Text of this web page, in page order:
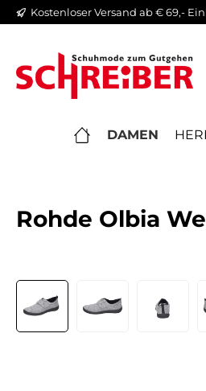
Zur
Kostenloser Versand ab € 69,-
DAMEN
Rohde Olbia
Bildergalerie überspringen